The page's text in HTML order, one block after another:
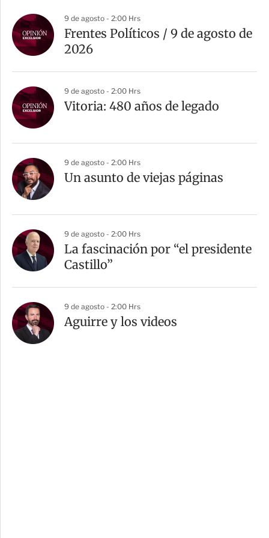
a
r
t
9 de agosto - 2:00 Hrs
Frentes Políticos / 9 de agosto de
2026
9 de agosto - 2:00 Hrs
Vitoria: 480 años de legado
9 de agosto - 2:00 Hrs
Un asunto de viejas páginas
9 de agosto - 2:00 Hrs
La fascinación por “el presidente
Castillo”
9 de agosto - 2:00 Hrs
Aguirre y los videos